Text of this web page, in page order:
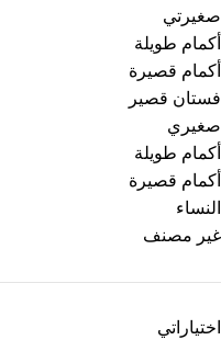
صغيرتي
أكمام طويلة
أكمام قصيرة
فستان قصير
صغيري
أكمام طويلة
أكمام قصيرة
النساء
غير مصنف
اختياراتي